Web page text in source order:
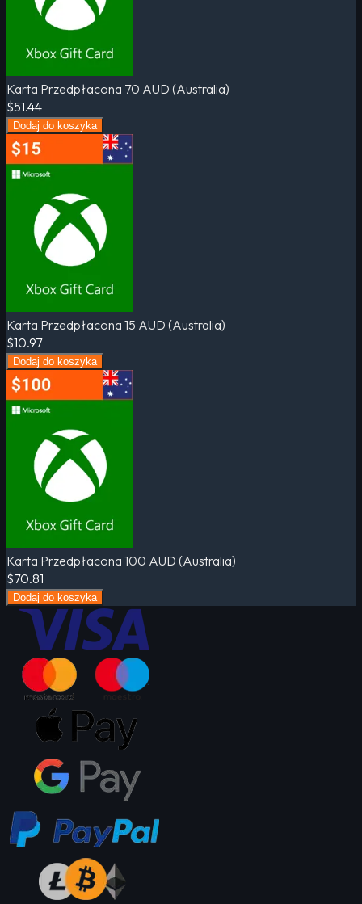
Karta Przedpłacona 70 AUD (Australia)
$51.44
Dodaj do koszyka
Karta Przedpłacona 15 AUD (Australia)
$10.97
Dodaj do koszyka
Karta Przedpłacona 100 AUD (Australia)
$70.81
Dodaj do koszyka